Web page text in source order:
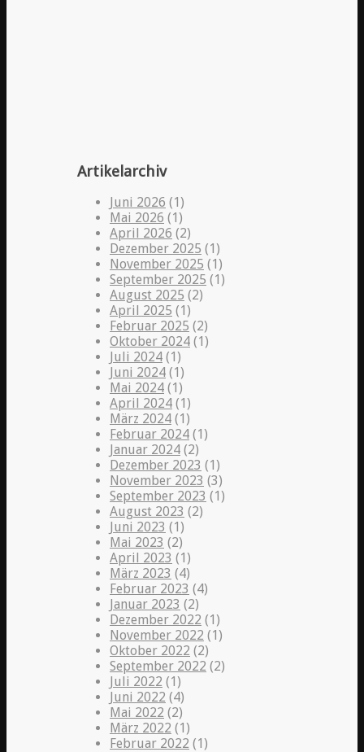
Artikelarchiv
Juni 2026 (1)
Mai 2026 (1)
April 2026 (2)
Dezember 2025 (1)
November 2025 (1)
September 2025 (1)
August 2025 (2)
April 2025 (1)
Februar 2025 (2)
Oktober 2024 (1)
Juli 2024 (1)
Juni 2024 (1)
Mai 2024 (1)
April 2024 (1)
März 2024 (1)
Februar 2024 (1)
Januar 2024 (2)
Dezember 2023 (1)
November 2023 (3)
September 2023 (1)
August 2023 (2)
Juni 2023 (1)
Mai 2023 (2)
April 2023 (1)
März 2023 (4)
Februar 2023 (4)
Januar 2023 (2)
Dezember 2022 (1)
November 2022 (1)
Oktober 2022 (2)
September 2022 (2)
Juli 2022 (1)
Juni 2022 (4)
Mai 2022 (2)
März 2022 (1)
Februar 2022 (1)